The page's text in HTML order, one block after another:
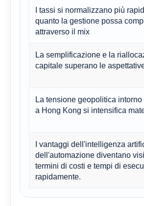
I tassi si normalizzano più
quanto la gestione possa
attraverso il mix
La semplificazione e la
capitale superano le
La tensione geopolitica
a Hong Kong si intensifica
I vantaggi dell'intelligenza
dell'automazione diventano
termini di costi e tempi di
rapidamente.